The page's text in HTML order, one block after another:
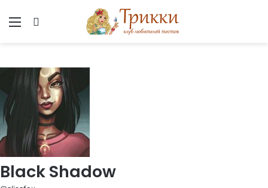
Меню
Black Shadow